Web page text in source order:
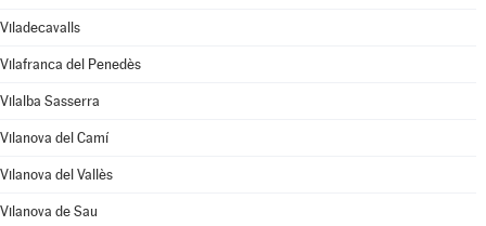
Viladecavalls
Vilafranca del Penedès
Vilalba Sasserra
Vilanova del Camí
Vilanova del Vallès
Vilanova de Sau